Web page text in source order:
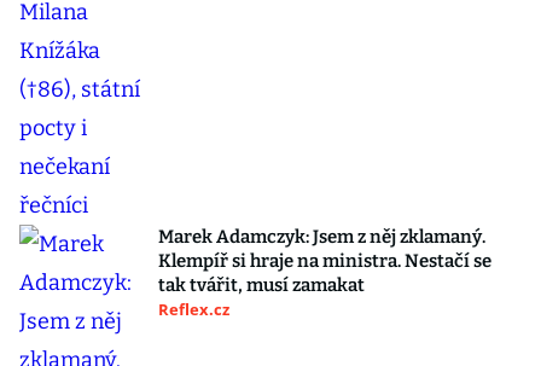
Marek Adamczyk: Jsem z něj zklamaný.
Klempíř si hraje na ministra. Nestačí se
tak tvářit, musí zamakat
Reflex.cz